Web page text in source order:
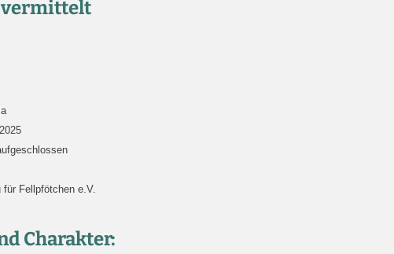
vermittelt
Fellpfötchen e.V.
Charakter: